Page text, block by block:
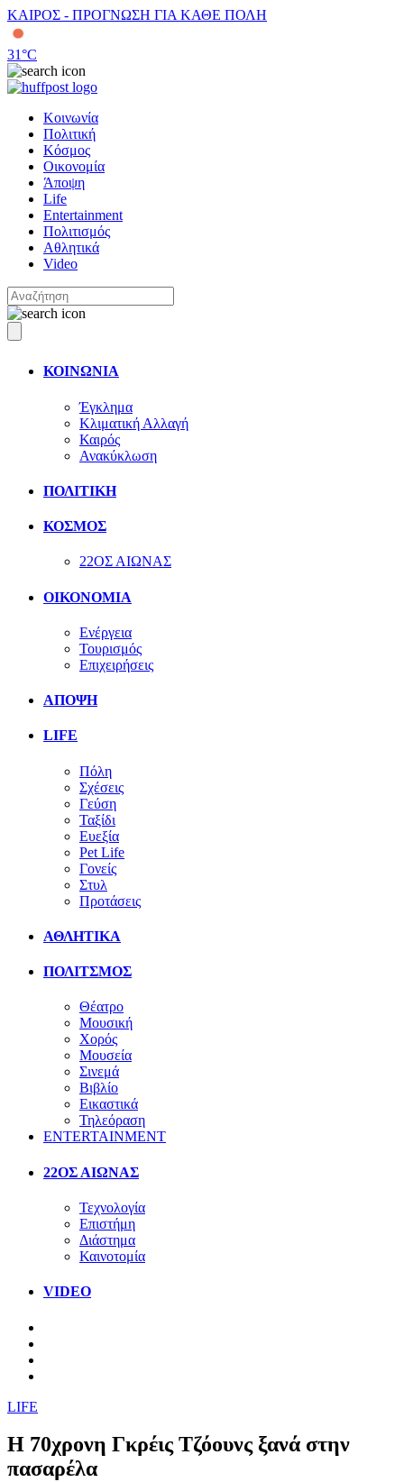
ΚΑΙΡΟΣ - ΠΡΟΓΝΩΣΗ ΓΙΑ ΚΑΘΕ ΠΟΛΗ
31°C
Κοινωνία
Πολιτική
Κόσμος
Οικονομία
Άποψη
Life
Entertainment
Πολιτισμός
Αθλητικά
Video
ΚΟΙΝΩΝΙΑ
Έγκλημα
Κλιματική Αλλαγή
Καιρός
Ανακύκλωση
ΠΟΛΙΤΙΚΗ
ΚΟΣΜΟΣ
22ΟΣ ΑΙΩΝΑΣ
ΟΙΚΟΝΟΜΙΑ
Ενέργεια
Τουρισμός
Επιχειρήσεις
ΑΠΟΨΗ
LIFE
Πόλη
Σχέσεις
Γεύση
Ταξίδι
Ευεξία
Pet Life
Γονείς
Στυλ
Προτάσεις
ΑΘΛΗΤΙΚΑ
ΠΟΛΙΤΣΜΟΣ
Θέατρο
Μουσική
Χορός
Μουσεία
Σινεμά
Βιβλίο
Εικαστικά
Τηλεόραση
ENTERTAINMENT
22ΟΣ ΑΙΩΝΑΣ
Τεχνολογία
Επιστήμη
Διάστημα
Καινοτομία
VIDEO
LIFE
Η 70χρονη Γκρέις Τζόουνς ξανά στην
πασαρέλα